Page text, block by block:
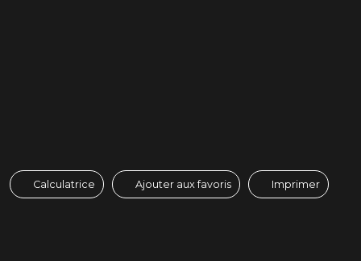
Calculatrice Ajouter aux favoris Imprimer